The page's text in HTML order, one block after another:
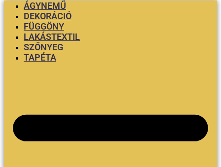
ÁGYNEMŰ
DEKORÁCIÓ
FÜGGÖNY
LAKÁSTEXTIL
SZŐNYEG
TAPÉTA